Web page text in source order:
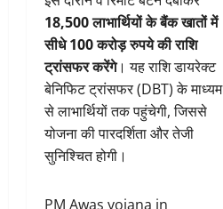
18,500 लाभार्थियों के बैंक खातों में
सीधे 100 करोड़ रुपये की राशि
ट्रांसफर करेंगे। यह राशि डायरेक्ट
बेनिफिट ट्रांसफर (DBT) के माध्यम
से लाभार्थियों तक पहुंचेगी, जिससे
योजना की पारदर्शिता और तेजी
सुनिश्चित होगी।
PM Awas yojana in